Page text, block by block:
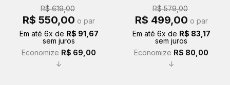
R$619,00
O
preço
era:
R$ 619,00.
R$ 550,00 preço
é:
o par
Em até 6x de R$ 91,67
sem juros
Economize R$ 69,00
↓
R$579,00
O
preço
era:
R$ 579,00.
R$ 499,00preço
é:
o par
Em até 6x de R$ 83,17
sem juros
Economize R$ 80,00
↓